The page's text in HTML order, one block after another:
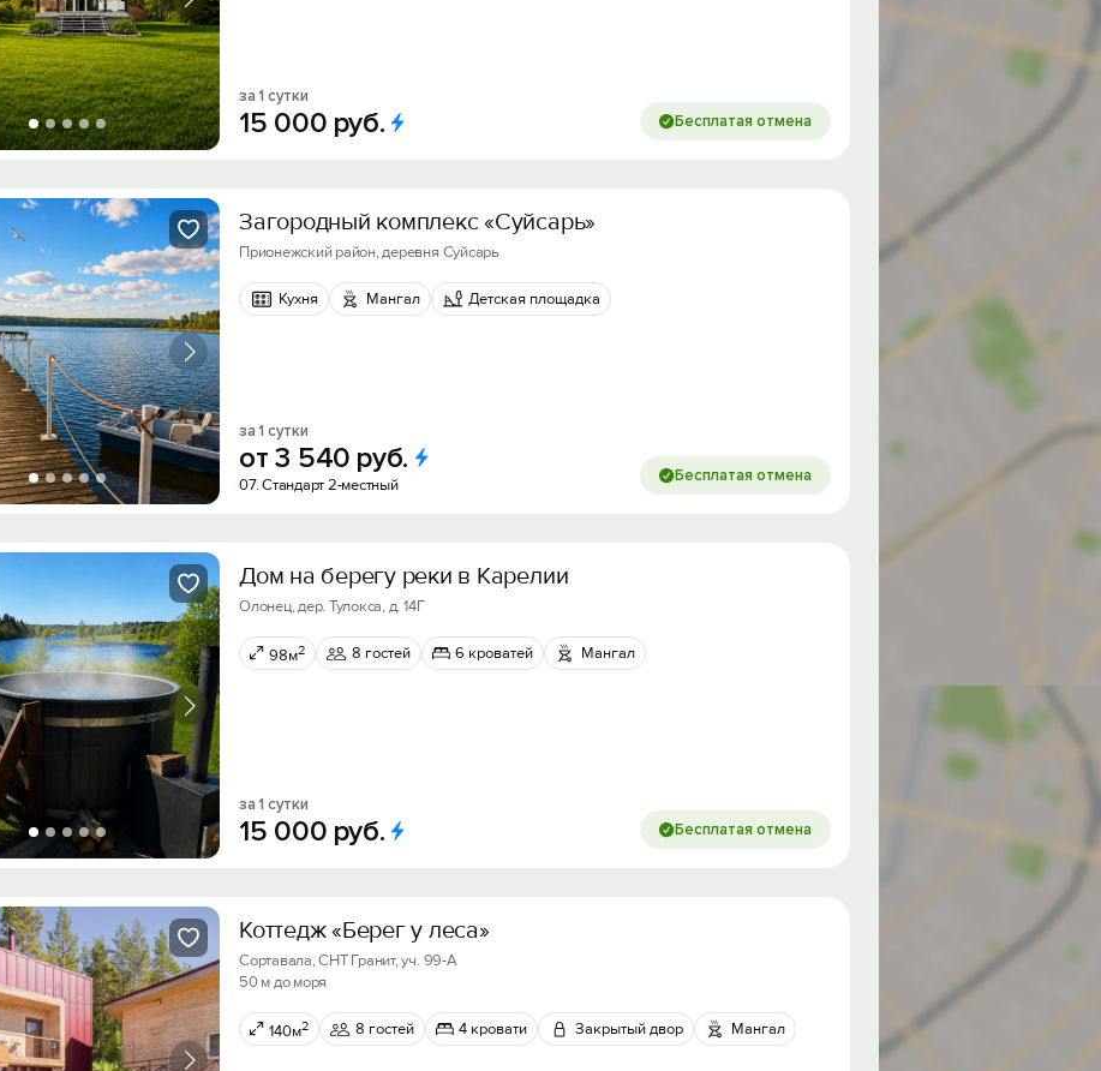
за 1 сутки
15 000 руб. Бесплатая отмена
Загородный комплекс «Суйсарь»
Прионежский район, деревня Суйсарь
Кухня Мангал Детская площадка
за 1 сутки
от3 540 руб.
07. Стандарт 2-местный Бесплатая отмена
Дом на берегу реки в Карелии
Олонец, дер. Тулокса, д. 14Г
98м2 8 гостей 6 кроватей Мангал
за 1 сутки
15 000 руб. Бесплатая отмена
Коттедж «Берег у леса»
Сортавала, СНТ Гранит, уч. 99-А
50 м до моря
140м2 8 гостей 4 кровати Закрытый двор Мангал